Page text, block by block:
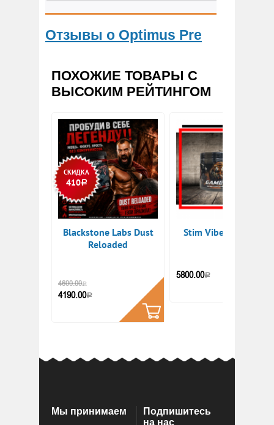
Отзывы о Optimus Pre
ПОХОЖИЕ ТОВАРЫ С
ВЫСОКИМ РЕЙТИНГОМ
СКИДКА
410Р
Blackstone Labs Dust
Reloaded
4600.00Р
4190.00Р
КУПИТЬ
Stim Vibes Game On
5800.00Р
Мы принимаем
Подпишитесь
на нас